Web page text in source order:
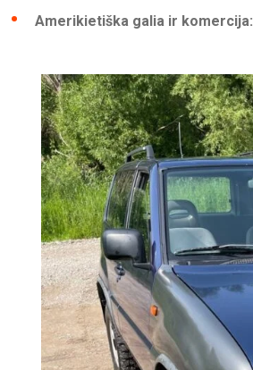
Amerikietiška galia ir komercija: